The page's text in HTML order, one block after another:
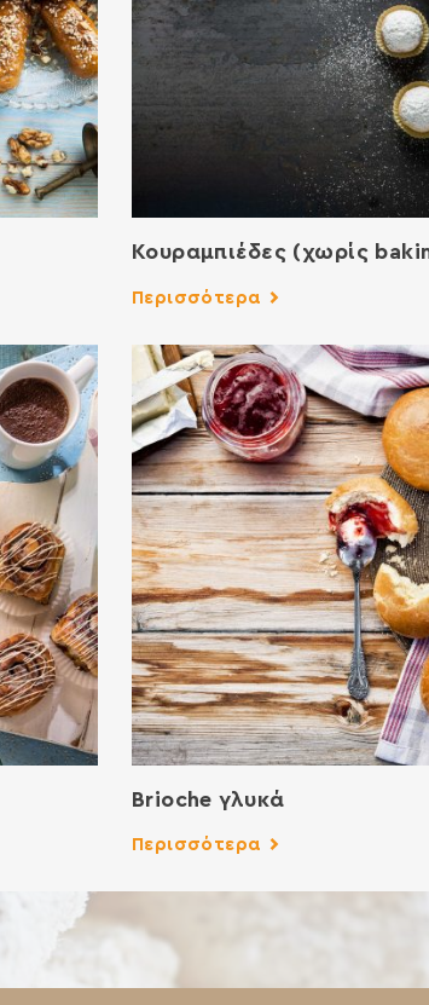
Κουραμπιέδες (χωρίς
Περισσότερα
Brioche γλυκά
Περισσότερα